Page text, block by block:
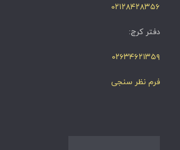
۰۲۱۲۸۴۲۸۳۵۶
دفتر کرج:
۰۲۶۳۴۶۲۱۳۵۹
فرم نظر سنجی